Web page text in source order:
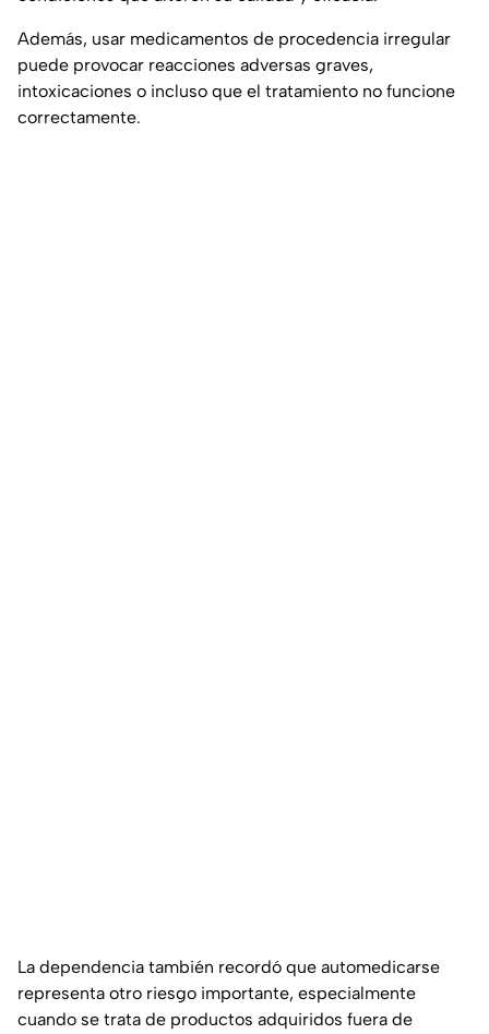
Además, usar medicamentos de procedencia irregular
puede provocar reacciones adversas graves,
intoxicaciones o incluso que el tratamiento no funcione
correctamente.
La dependencia también recordó que automedicarse
representa otro riesgo importante, especialmente
cuando se trata de productos adquiridos fuera de